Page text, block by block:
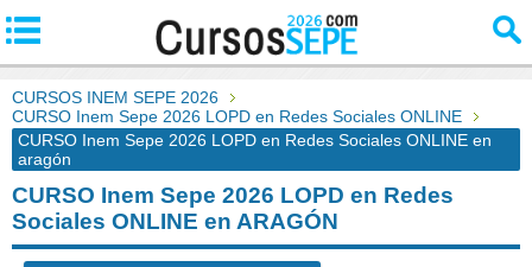
CURSOS INEM SEPE 2026
CURSO Inem Sepe 2026 LOPD en Redes Sociales ONLINE
CURSO Inem Sepe 2026 LOPD en Redes Sociales ONLINE en
aragón
CURSO Inem Sepe 2026 LOPD en Redes
Sociales ONLINE en ARAGÓN